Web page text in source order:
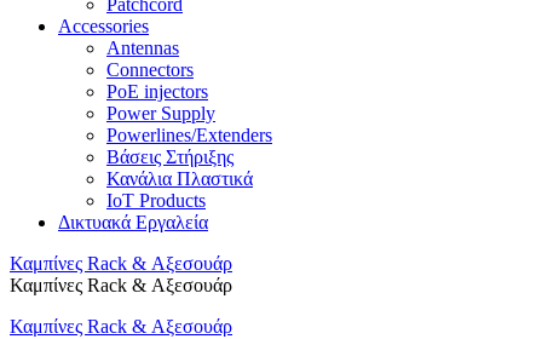
Patchcord
Accessories
Antennas
Connectors
PoE injectors
Power Supply
Powerlines/Extenders
Βάσεις Στήριξης
Κανάλια Πλαστικά
IoT Products
Δικτυακά Εργαλεία
Καμπίνες Rack & Αξεσουάρ
Καμπίνες Rack & Αξεσουάρ
Καμπίνες Rack & Αξεσουάρ